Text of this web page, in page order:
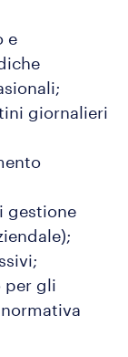
e
giornalieri
gestione
per gli